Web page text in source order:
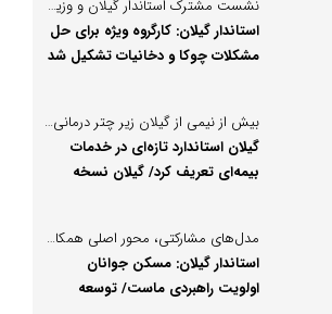
نشست مشترک استاندار گیلان و وزیر تعاون برای نجات صنایع بزرگ گیلان:
استاندار گیلان: کارگروه ویژه برای حل
مشکلات چوکا و دخانیات تشکیل شد
بیش از نیمی از گیلان زیر چتر درمانی؛ روایت تحول از زبان حبیبی
گیلان استاندارد تازه‌ای در خدمات
بیمه‌ای تعریف کرد/ گیلان نسخه
مدل‌های مشارکتی، محور اصلی همکاری بین استانداری و شرکت توسعه مسکن:
استاندار گیلان: مسکن جوانان
اولویت راهبردی ماست/ توسعه